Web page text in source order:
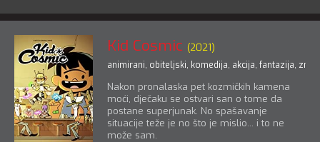
Kid Cosmic (2021)
animirani, obiteljski, komedija, akcija, fantazija,
Nakon pronalaska pet kozmičkih kamena
moći, dječaku se ostvari san o tome da
postane superjunak. No spašavanje
situacije teže je no što je mislio... i to ne
može sam.